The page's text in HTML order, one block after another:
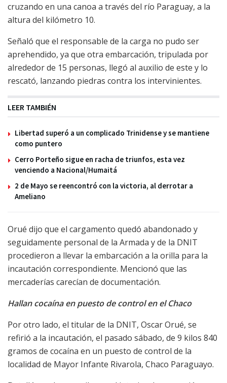
cruzando en una canoa a través del río Paraguay, a la
altura del kilómetro 10.
Señaló que el responsable de la carga no pudo ser
aprehendido, ya que otra embarcación, tripulada por
alrededor de 15 personas, llegó al auxilio de este y lo
rescató, lanzando piedras contra los intervinientes.
LEER TAMBIÉN
Libertad superó a un complicado Trinidense y se mantiene
como puntero
Cerro Porteño sigue en racha de triunfos, esta vez
venciendo a Nacional/Humaitá
2 de Mayo se reencontró con la victoria, al derrotar a
Ameliano
Orué dijo que el cargamento quedó abandonado y
seguidamente personal de la Armada y de la DNIT
procedieron a llevar la embarcación a la orilla para la
incautación correspondiente. Mencionó que las
mercaderías carecían de documentación.
Hallan cocaína en puesto de control en el Chaco
Por otro lado, el titular de la DNIT, Oscar Orué, se
refirió a la incautación, el pasado sábado, de 9 kilos 840
gramos de cocaína en un puesto de control de la
localidad de Mayor Infante Rivarola, Chaco Paraguayo.